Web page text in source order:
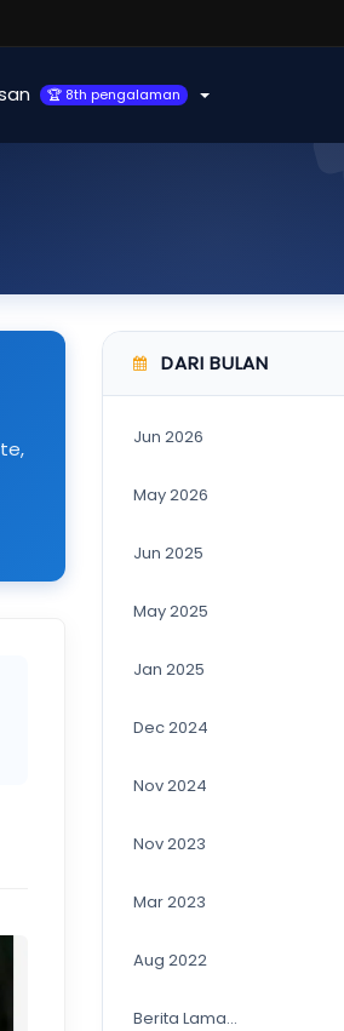
🏆 8th pengalaman
DARI BULAN
Jun 2026
May 2026
Jun 2025
May 2025
Jan 2025
Dec 2024
Nov 2024
Nov 2023
Mar 2023
Aug 2022
Berita Lama...